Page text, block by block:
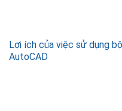
Lợi ích của việc sử dụng
AutoCAD